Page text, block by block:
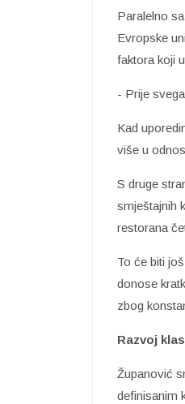
Paralelno
Evropske
faktora koji
- Prije
Kad
više u
S druge
smještajnih
restorana
To će biti
donose
zbog
Razvoj
Županović
definisanim